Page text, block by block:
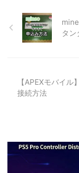
タ
【APEXモバイ
接続方法